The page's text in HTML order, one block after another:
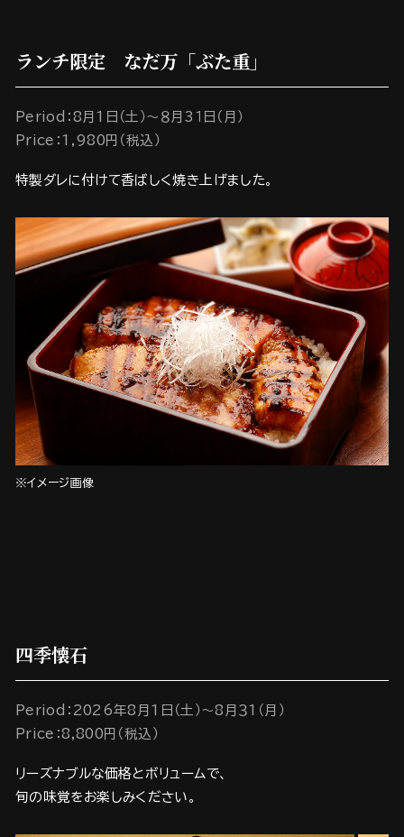
ランチ限定 なだ万「ぶた重」
Period：8月1日（土）～８月3１日（月）
Price：1,980円（税込）
特製ダレに付けて香ばしく焼き上げました。
※イメージ画像
四季懐石
Period：2026年8月1日（土）～8月３1（月）
Price：8,800円（税込）
リーズナブルな価格とボリュームで、
旬の味覚をお楽しみください。